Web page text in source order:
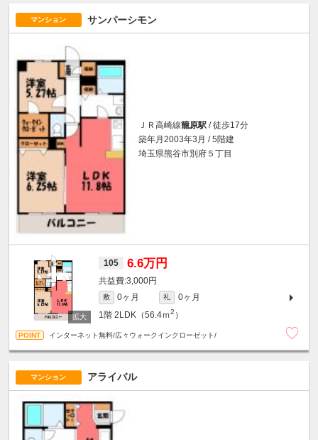
マンション サンパーシモン
ＪＲ高崎線籠原駅 / 徒歩17分
築年月2003年3月 / 5階建
埼玉県熊谷市別府５丁目
105 6.6万円
3,000円
敷 0ヶ月 礼
0ヶ月
1階 2LDK（56.4ｍ2 ）
インターネット無料/広々ウォークインクローゼット/
マンション アライバル